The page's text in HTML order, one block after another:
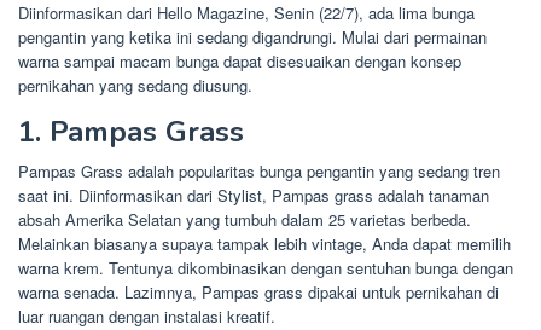
Diinformasikan dari Hello Magazine, Senin (22/7), ada lima bunga
pengantin yang ketika ini sedang digandrungi. Mulai dari permainan
warna sampai macam bunga dapat disesuaikan dengan konsep
pernikahan yang sedang diusung.
1. Pampas Grass
Pampas Grass adalah popularitas bunga pengantin yang sedang tren
saat ini. Diinformasikan dari Stylist, Pampas grass adalah tanaman
absah Amerika Selatan yang tumbuh dalam 25 varietas berbeda.
Melainkan biasanya supaya tampak lebih vintage, Anda dapat memilih
warna krem. Tentunya dikombinasikan dengan sentuhan bunga dengan
warna senada. Lazimnya, Pampas grass dipakai untuk pernikahan di
luar ruangan dengan instalasi kreatif.